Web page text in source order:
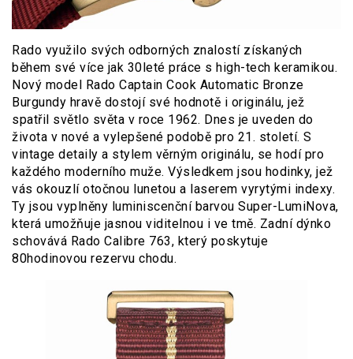
Rado využilo svých odborných znalostí získaných
během své více jak 30leté práce s high-tech keramikou.
Nový model Rado Captain Cook Automatic Bronze
Burgundy hravě dostojí své hodnotě i originálu, jež
spatřil světlo světa v roce 1962. Dnes je uveden do
života v nové a vylepšené podobě pro 21. století. S
vintage detaily a stylem věrným originálu, se hodí pro
každého moderního muže. Výsledkem jsou hodinky, jež
vás okouzlí otočnou lunetou a laserem vyrytými indexy.
Ty jsou vyplněny luminiscenční barvou Super-LumiNova,
která umožňuje jasnou viditelnou i ve tmě. Zadní dýnko
schovává Rado Calibre 763, který poskytuje
80hodinovou rezervu chodu.